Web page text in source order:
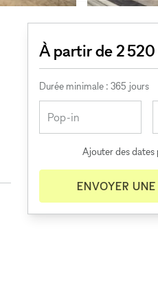
À partir de 2
Durée minimale : 365 jours
Ajouter des dates
ENVOYER